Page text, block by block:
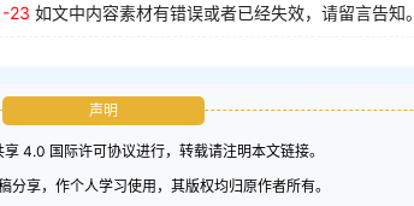
23 如文中内容素材有错误或者已经失效，请留言告知。
声明
4.0 国际许可协议进行，转载请注明本文链接。
享，作个人学习使用，其版权均归原作者所有。